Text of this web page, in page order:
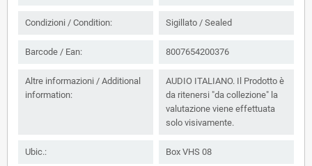
Condizioni / Condition: Sigillato / Sealed
Barcode / Ean: 8007654200376
Altre informazioni / Additional
information:
AUDIO ITALIANO. Il Prodotto è
da ritenersi "da collezione" la
valutazione viene effettuata
solo visivamente.
Ubic.: Box VHS 08